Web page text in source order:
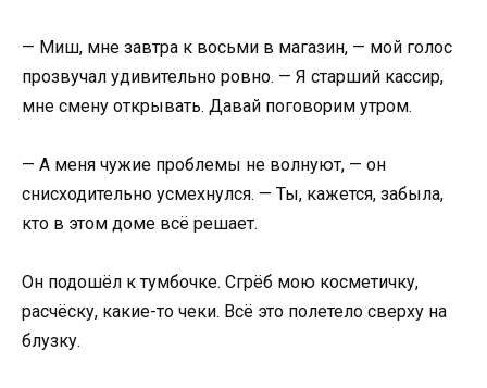
— Миш, мне завтра к восьми в магазин, — мой голос
прозвучал удивительно ровно. — Я старший кассир,
мне смену открывать. Давай поговорим утром.
— А меня чужие проблемы не волнуют, — он
снисходительно усмехнулся. — Ты, кажется, забыла,
кто в этом доме всё решает.
Он подошёл к тумбочке. Сгрёб мою косметичку,
расчёску, какие-то чеки. Всё это полетело сверху на
блузку.